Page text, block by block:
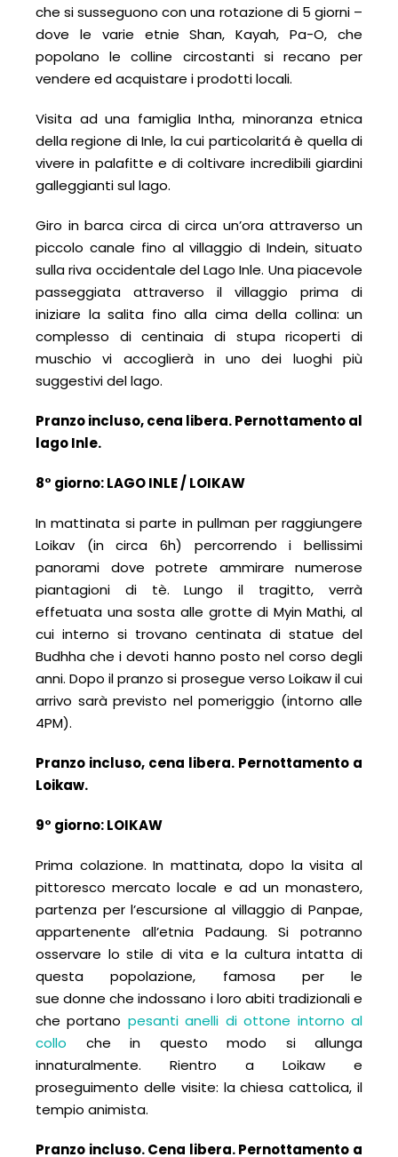
che si susseguono con una rotazione di 5 giorni –
dove le varie etnie Shan, Kayah, Pa-O, che
popolano le colline circostanti si recano per
vendere ed acquistare i prodotti locali.
Visita ad una famiglia Intha, minoranza etnica
della regione di Inle, la cui particolaritá è quella di
vivere in palafitte e di coltivare incredibili giardini
galleggianti sul lago.
Giro in barca circa di circa un’ora attraverso un
piccolo canale fino al villaggio di Indein, situato
sulla riva occidentale del Lago Inle. Una piacevole
passeggiata attraverso il villaggio prima di
iniziare la salita fino alla cima della collina: un
complesso di centinaia di stupa ricoperti di
muschio vi accoglierà in uno dei luoghi più
suggestivi del lago.
Pranzo incluso, cena libera.Pernottamento al
lago Inle.
8° giorno:LAGO INLE / LOIKAW
In mattinata si parte in pullman per raggiungere
Loikav (in circa 6h) percorrendo i bellissimi
panorami dove potrete ammirare numerose
piantagioni di tè. Lungo il tragitto, verrà
effetuata una sosta alle grotte di Myin Mathi, al
cui interno si trovano centinata di statue del
Budhha che i devoti hanno posto nel corso degli
anni. Dopo il pranzo si prosegue verso Loikaw il cui
arrivo sarà previsto nel pomeriggio (intorno alle
4PM).
Pranzo incluso, cena libera. Pernottamento a
Loikaw.
9° giorno:LOIKAW
Prima colazione. In mattinata, dopo la visita al
pittoresco mercato locale e ad un monastero,
partenza per l’escursione al villaggio di Panpae,
appartenente all’etnia Padaung. Si potranno
osservare lo stile di vita e la cultura intatta di
questa popolazione, famosa per le
sue donne che indossano i loro abiti tradizionali e
che portano pesanti anelli di ottone intorno al
collo che in questo modo si allunga
innaturalmente. Rientro a Loikaw e
proseguimento delle visite: la chiesa cattolica, il
tempio animista.
Pranzo incluso. Cena libera. Pernottamento a